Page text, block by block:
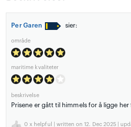
Per Garen sier:
område
maritime kvaliteter
beskrivelse
Prisene er gått til himmels for å ligge
0 x helpful | written on 12. Dec 2025 |